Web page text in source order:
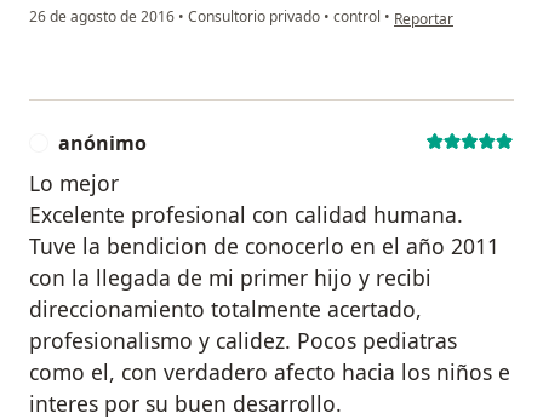
26 de agosto de 2016 • Consultorio privado • control • en opinión del
Reportar
anónimo
Lo mejor
Excelente profesional con calidad humana.
Tuve la bendicion de conocerlo en el año 2011
con la llegada de mi primer hijo y recibi
direccionamiento totalmente acertado,
profesionalismo y calidez. Pocos pediatras
como el, con verdadero afecto hacia los niños e
interes por su buen desarrollo.